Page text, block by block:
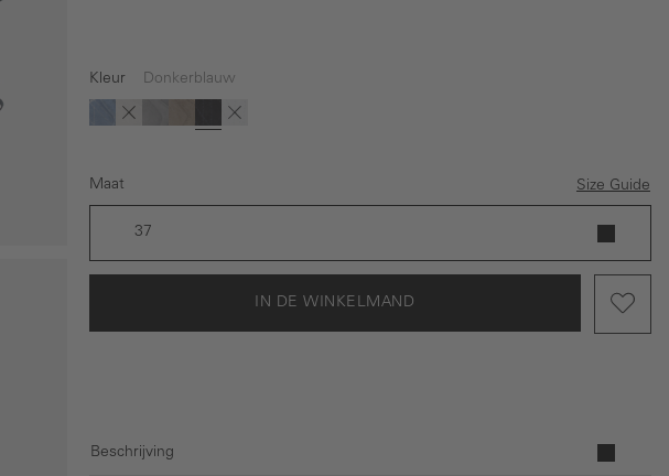
Kleur Donkerblauw
BlauwBruin
(Deze optie is momenteel niet beschikbaar.)
Grijs
(Deze optie is momenteel niet beschikbaar.)
BeigeDonkerblauw
Lichtblauw
(Deze optie is momenteel niet beschikbaar.)
Maat Size Guide
37
IN DE WINKELMAND
Beschrijving